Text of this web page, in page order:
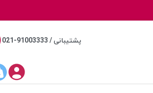
پشتیبانی / 91003333-021